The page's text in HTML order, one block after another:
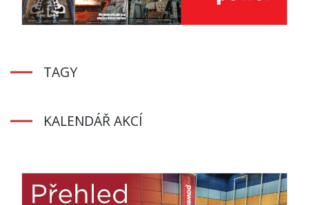
TAGY
KALENDÁŘ AKCÍ